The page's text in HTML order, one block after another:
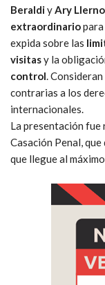
BeraldiyAry
extraordinariopara
expida sobre las
visitasy la
control.
contrarias a los
internacionales.
La presentación fue
Casación Penal,
que llegue al